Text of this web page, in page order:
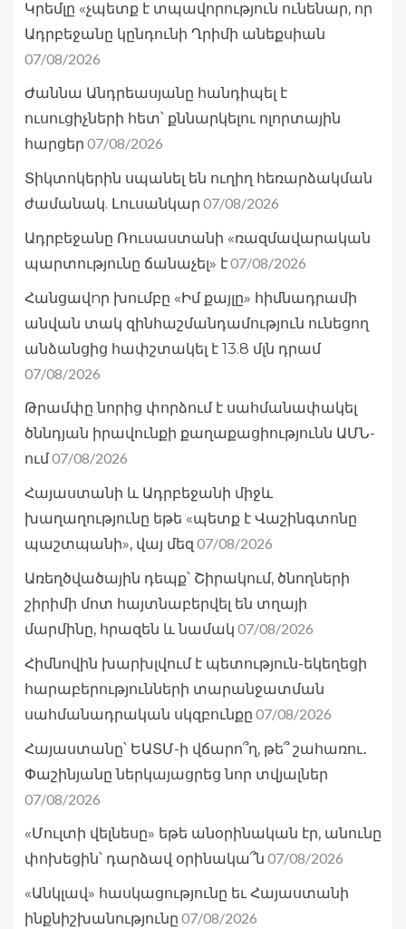
Կրեմլը «չպետք է տպավորություն ունենար, որ
Ադրբեջանը կընդունի Ղրիմի անեքսիան
07/08/2026
Ժաննա Անդրեասյանը հանդիպել է
ուսուցիչների հետ՝ քննարկելու ոլորտային
հարցեր 07/08/2026
Տիկտոկերին սպանել են ուղիղ հեռարձակման
ժամանակ. Լուսանկար 07/08/2026
Ադրբեջանը Ռուսաստանի «ռազմավարական
պարտությունը ճանաչել» է07/08/2026
Հանցավnր խումբը «Իմ քայլը» հիմնադրամի
անվան տակ զինհաշմանդամություն ունեցող
անձանցից հափշտակել է 13.8 մլն դրամ
07/08/2026
Թրամփը նորից փորձում է սահմանափակել
ծննդյան իրավունքի քաղաքացիությունն ԱՄՆ-
ում07/08/2026
Հայաստանի և Ադրբեջանի միջև
խաղաղությունը եթե «պետք է Վաշինգտոնը
պաշտպանի», վայ մեզ 07/08/2026
Առեղծվածային դեպք՝ Շիրակում, ծնողների
շիրիմի մոտ հայտնաբերվել են տղայի
մարմինը, հրազեն և նամակ 07/08/2026
Հիմնովին խարխլվում է պետություն-եկեղեցի
հարաբերությունների տարանջատման
սահմանադրական սկզբունքը 07/08/2026
Հայաստանը՝ ԵԱՏՄ-ի վճարո՞ղ, թե՞ շահառու․
Փաշինյանը ներկայացրեց նոր տվյալներ
07/08/2026
«Մուլտի վելնեսը» եթե անօրինական էր, անունը
փոխեցին՝ դարձավ օրինակա՞ն 07/08/2026
«Անկլավ» հասկացությունը եւ Հայաստանի
ինքնիշխանությունը 07/08/2026